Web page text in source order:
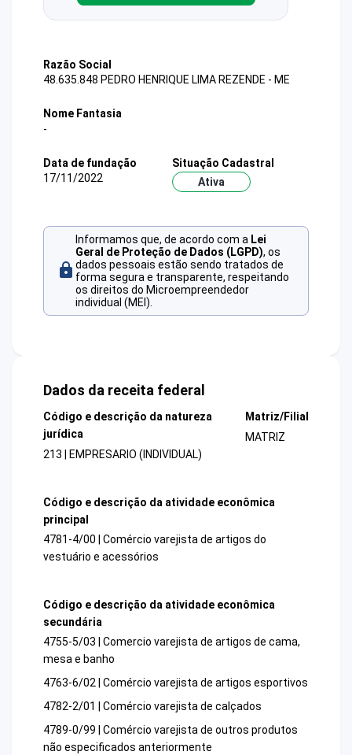
Razão Social
48.635.848 PEDRO HENRIQUE LIMA REZENDE - ME
Nome Fantasia
-
Data de fundação
17/11/2022
Situação Cadastral
Ativa
Informamos que, de acordo com a Lei
Geral de Proteção de Dados (LGPD), os
dados pessoais estão sendo tratados de
forma segura e transparente, respeitando
os direitos do Microempreendedor
individual (MEI).
Dados da receita federal
Código e descrição da natureza
jurídica
213 | EMPRESARIO (INDIVIDUAL)
Matriz/Filial
MATRIZ
Código e descrição da atividade econômica
principal
4781-4/00 | Comércio varejista de artigos do
vestuário e acessórios
Código e descrição da atividade econômica
secundária
4755-5/03 | Comercio varejista de artigos de cama,
mesa e banho
4763-6/02 | Comércio varejista de artigos esportivos
4782-2/01 | Comércio varejista de calçados
4789-0/99 | Comércio varejista de outros produtos
não especificados anteriormente